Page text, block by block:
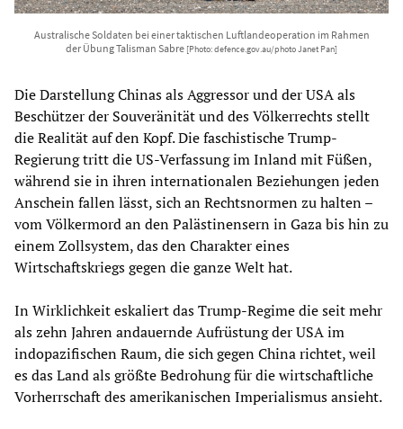
Australische Soldaten bei einer taktischen Luftlandeoperation im Rahmen
der Übung Talisman Sabre [Photo: defence.gov.au/photo Janet Pan]
Die Darstellung Chinas als Aggressor und der USA als
Beschützer der Souveränität und des Völkerrechts stellt
die Realität auf den Kopf. Die faschistische Trump-
Regierung tritt die US-Verfassung im Inland mit Füßen,
während sie in ihren internationalen Beziehungen jeden
Anschein fallen lässt, sich an Rechtsnormen zu halten –
vom Völkermord an den Palästinensern in Gaza bis hin zu
einem Zollsystem, das den Charakter eines
Wirtschaftskriegs gegen die ganze Welt hat.
In Wirklichkeit eskaliert das Trump-Regime die seit mehr
als zehn Jahren andauernde Aufrüstung der USA im
indopazifischen Raum, die sich gegen China richtet, weil
es das Land als größte Bedrohung für die wirtschaftliche
Vorherrschaft des amerikanischen Imperialismus ansieht.